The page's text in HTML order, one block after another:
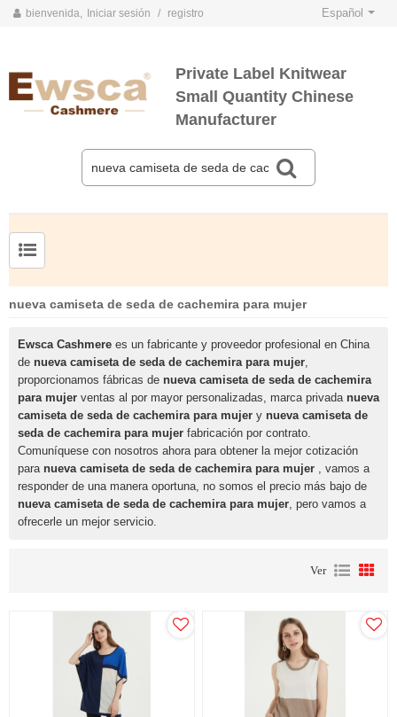
bienvenida, Iniciar sesión / registro Español
Private Label Knitwear
Small Quantity Chinese
Manufacturer
nueva camiseta de seda de cachemira para mujer
Ewsca Cashmere es un fabricante y proveedor profesional en China
de nueva camiseta de seda de cachemira para mujer,
proporcionamos fábricas de nueva camiseta de seda de cachemira
para mujer ventas al por mayor personalizadas, marca privada nueva
camiseta de seda de cachemira para mujer y nueva camiseta de
seda de cachemira para mujer fabricación por contrato.
Comuníquese con nosotros ahora para obtener la mejor cotización
para nueva camiseta de seda de cachemira para mujer , vamos a
responder de una manera oportuna, no somos el precio más bajo de
nueva camiseta de seda de cachemira para mujer, pero vamos a
ofrecerle un mejor servicio.
Ver